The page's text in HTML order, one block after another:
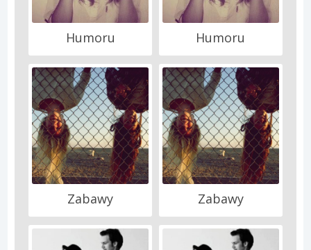
Humoru Humoru
Zabawy Zabawy